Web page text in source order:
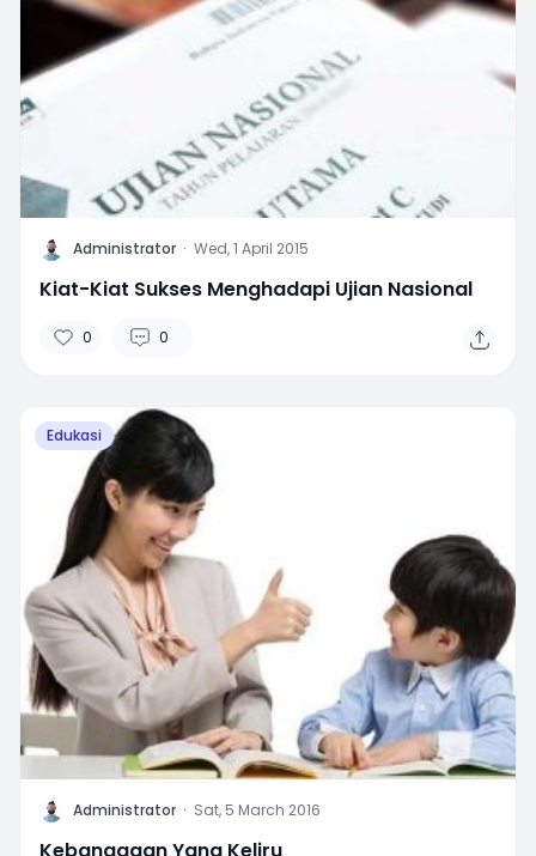
A Administrator · Wed, 1 April 2015
Kiat-Kiat Sukses Menghadapi Ujian Nasional
0 0
Edukasi
A Administrator · Sat, 5 March 2016